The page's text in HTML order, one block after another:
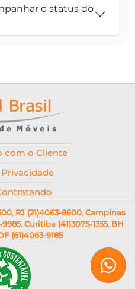
o status do
com o Cliente
, RJ (21)4063-8600, Campinas
9985, Curitiba (41)3075-1355, BH
(61)4063-9185